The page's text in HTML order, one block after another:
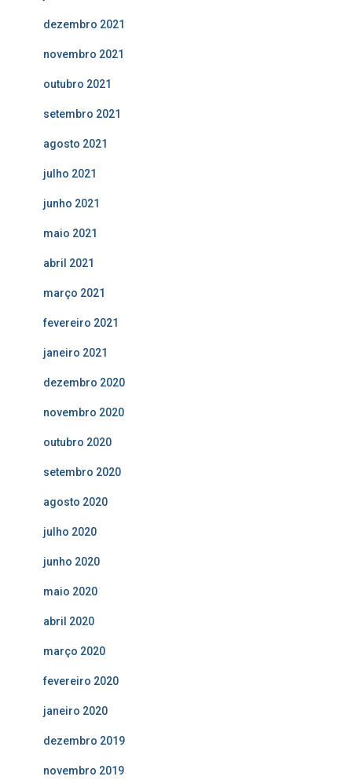
dezembro 2021
novembro 2021
outubro 2021
setembro 2021
agosto 2021
julho 2021
junho 2021
maio 2021
abril 2021
março 2021
fevereiro 2021
janeiro 2021
dezembro 2020
novembro 2020
outubro 2020
setembro 2020
agosto 2020
julho 2020
junho 2020
maio 2020
abril 2020
março 2020
fevereiro 2020
janeiro 2020
dezembro 2019
novembro 2019